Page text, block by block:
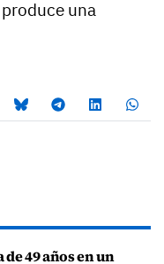
una
49 años en un